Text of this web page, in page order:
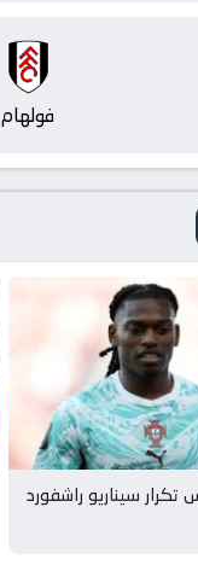
فولهام
تكرار سيناريو راشفورد